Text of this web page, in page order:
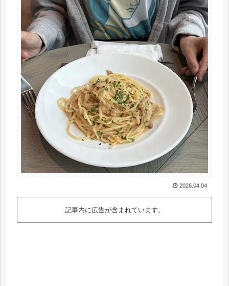
2026.04.04
記事内に広告が含まれています。